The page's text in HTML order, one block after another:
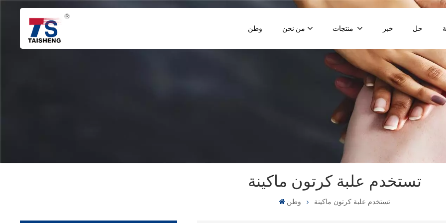
وطن من نحن خبر حل
تستخدم علبة كرتون ماكينة
وطن تستخدم علبة كرتون ماكينة